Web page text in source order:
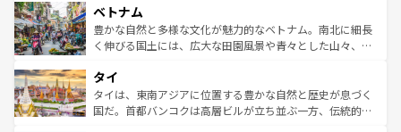
参照してほしい。
容にもいいと評判のスイーツなど、バラエティ豊かな料理
が味わえる。 なお、新着の台湾情報は コンテンツ一覧を参
照してほしい。
き、地方に足を延ばせば四季折々の自然美を楽しむことが
できる。そして、キムチや焼肉、絶品のストリートフード
まで、さまざまな韓国料理が待っている。夜には、韓国な
リティに包まれながら、韓国の多彩な魅力を心ゆくまで味
わってみてほしい。 なお、新着の韓国情報はコンテンツ一
覧を参照してほしい。
ベトナム
豊かな自然と多様な文化が魅力的なベトナム。南北に細長
く伸びる国土には、広大な田園風景や青々とした山々、世
急速な発展と共に伝統が息づく。ハノイの古い町並みやホ
ーチミン市のフランス統治時代の建物も、独特の雰囲気を
醸し出している。また、バラエティの豊かさとおいしさで
タイ
タイは、東南アジアに位置する豊かな自然と歴史が息づく
国だ。首都バンコクは高層ビルが立ち並ぶ一方、伝統的な